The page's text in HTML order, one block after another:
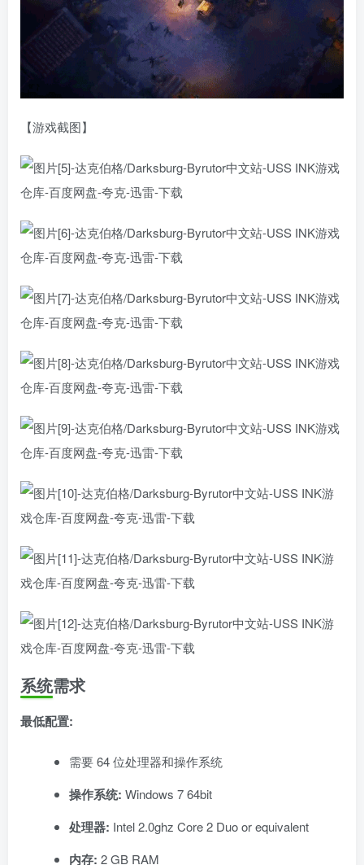
【游戏截图】
系统需求
最低配置:
需要 64 位处理器和操作系统
操作系统: Windows 7 64bit
处理器: Intel 2.0ghz Core 2 Duo or equivalent
内存: 2 GB RAM